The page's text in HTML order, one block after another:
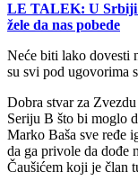
LE TALEK: U Srbiji
žele da nas pobede
Neće biti lako dovesti
su svi pod ugovorima
Dobra stvar za
Seriju B što bi moglo
Marko Baša sve ređe
da ga privole da dođe
Čaušićem koji je član